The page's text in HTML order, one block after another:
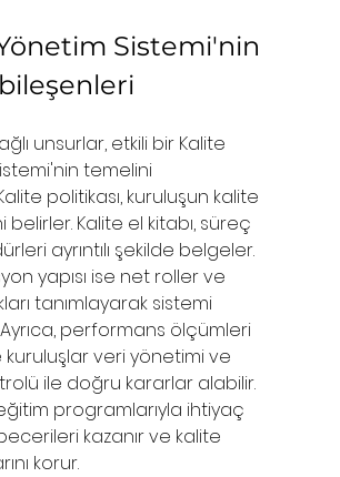
Sistemi'nin
unsurlar, etkili bir Kalite
temelini
politikası, kuruluşun kalite
Kalite el kitabı, süreç
ayrıntılı şekilde belgeler.
yapısı ise net roller ve
tanımlayarak sistemi
Ayrıca, performans ölçümleri
veri yönetimi ve
ile doğru kararlar alabilir.
programlarıyla ihtiyaç
kazanır ve kalite
korur.